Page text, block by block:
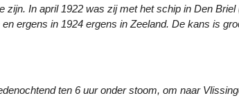
zijn. In april 1922 was zij met het schip in Den
ergens in 1924 ergens in Zeeland. De kans is
ten 6 uur onder stoom, om naar